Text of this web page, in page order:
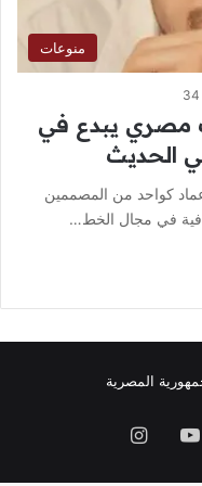
منوعات
34
مصري يبدع في
الحديث
كواحد من المصممين
في مجال الخط…
المصرية
‫YouTube